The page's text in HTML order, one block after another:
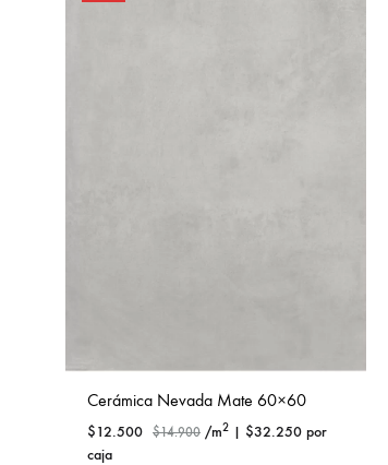
Cerámica Nevada Mate 60×60
$12.500 $14.900 /m2 | $32.250 por
caja